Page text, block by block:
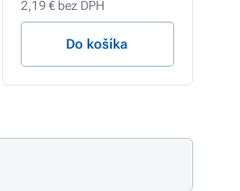
2,19 € bez DPH
Do košíka